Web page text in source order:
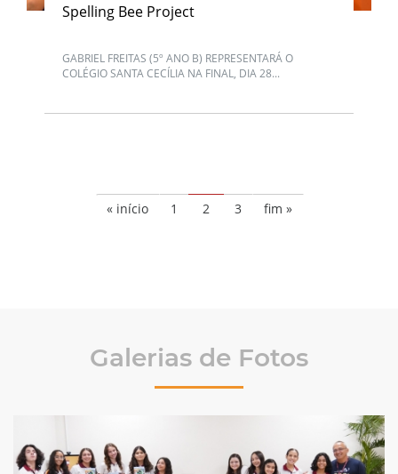
Spelling Bee Project
GABRIEL FREITAS (5º ANO B) REPRESENTARÁ O
COLÉGIO SANTA CECÍLIA NA FINAL, DIA 28...
« início 1 2 3 fim »
Galerias de Fotos